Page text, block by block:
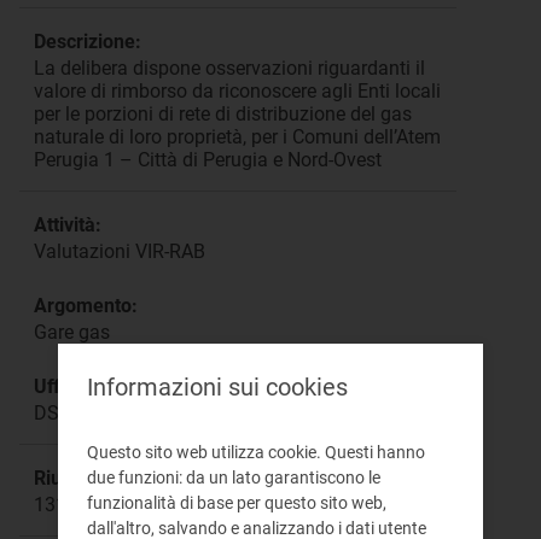
Descrizione:
La delibera dispone osservazioni riguardanti il
valore di rimborso da riconoscere agli Enti locali
per le porzioni di rete di distribuzione del gas
naturale di loro proprietà, per i Comuni dell’Atem
Perugia 1 – Città di Perugia e Nord-Ovest
Attività:
Valutazioni VIR-RAB
Argomento:
Gare gas
Ufficio responsabile:
DSME
Riunione:
1314
Informazioni sui cookies
Questo sito web utilizza cookie. Questi hanno
due funzioni: da un lato garantiscono le
funzionalità di base per questo sito web,
dall'altro, salvando e analizzando i dati utente